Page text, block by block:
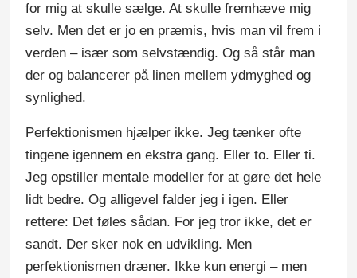
for mig at skulle sælge. At skulle fremhæve mig
selv. Men det er jo en præmis, hvis man vil frem i
verden – især som selvstændig. Og så står man
der og balancerer på linen mellem ydmyghed og
synlighed.
Perfektionismen hjælper ikke. Jeg tænker ofte
tingene igennem en ekstra gang. Eller to. Eller ti.
Jeg opstiller mentale modeller for at gøre det hele
lidt bedre. Og alligevel falder jeg i igen. Eller
rettere: Det føles sådan. For jeg tror ikke, det er
sandt. Der sker nok en udvikling. Men
perfektionismen dræner. Ikke kun energi – men